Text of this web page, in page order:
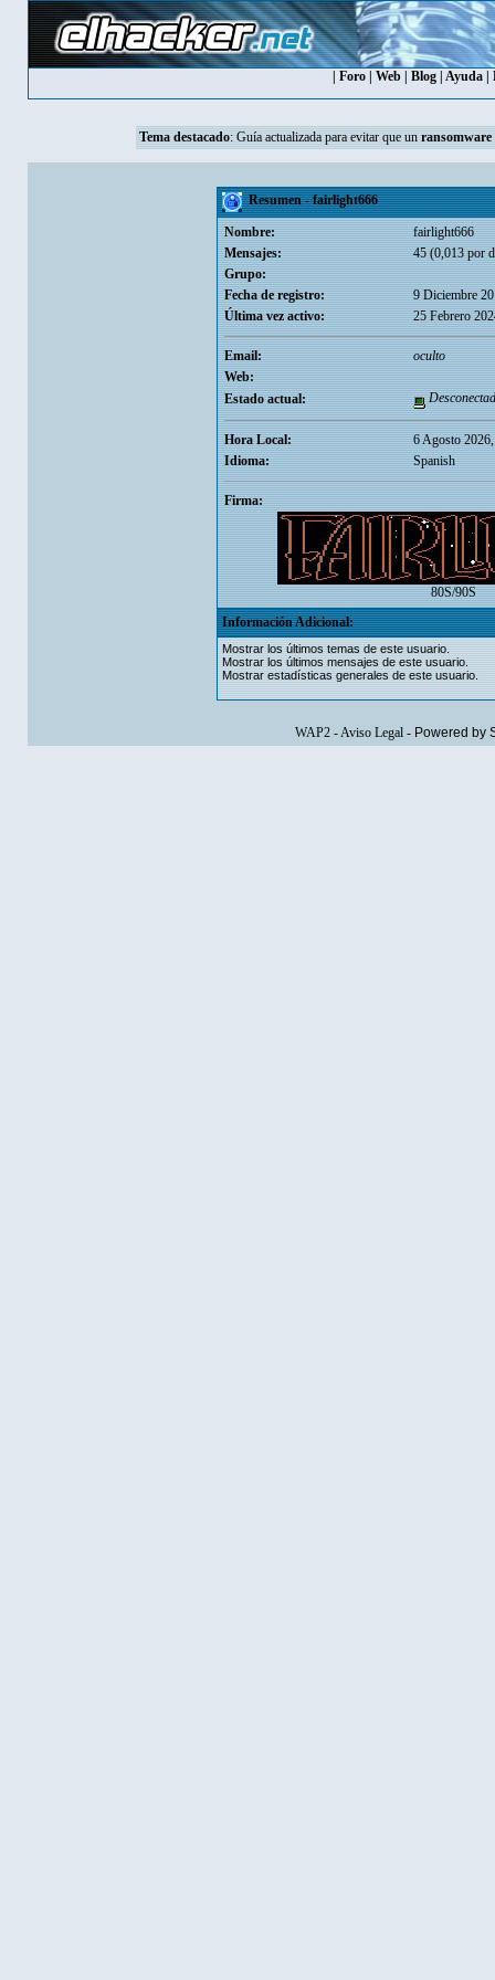
Foro Web Blog Ayuda
Tema destacado: Guía actualizada para evitar que un ransomware
Resumen - fairlight666
Nombre:
fairlight666
Mensajes:
45 (0,013 por
Grupo:
Fecha de registro:
9 Diciembre
Última vez activo:
25 Febrero
Email:
oculto
Web:
Estado actual:
Hora Local:
6 Agosto
Idioma:
Spanish
Firma:
80S/90S
Información Adicional:
Mostrar los últimos temas de este usuario.
Mostrar los últimos mensajes de este usuario.
Mostrar estadísticas generales de este usuario.
WAP2-Aviso Legal- Powered by